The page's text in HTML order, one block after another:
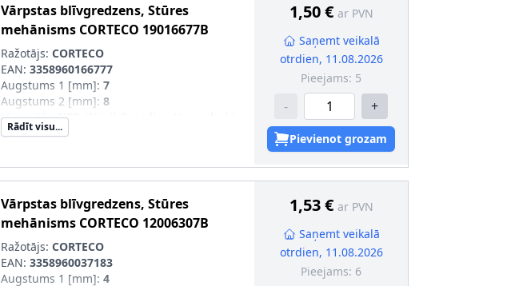
Vārpstas blīvgredzens, Stūres
mehānisms CORTECO 19016677B
Ražotājs: CORTECO
EAN: 3358960166777
Augstums 1 [mm]: 7
Augstums 2 [mm]: 8
Materiāls:NBR (Nitril-Butadien-Kautschuk)
Putekļusargs
Iekšējais diametrs 1 [mm]:19
Rādīt visu...
1,50 € ar PVN
Saņemt veikalā
otrdien, 11.08.2026
Pieejams: 5
- +
Pievienot grozam
Vārpstas blīvgredzens, Stūres
mehānisms CORTECO 12006307B
Ražotājs: CORTECO
EAN: 3358960037183
Augstums 1 [mm]: 4
1,53 € ar PVN
Saņemt veikalā
otrdien, 11.08.2026
Pieejams: 6